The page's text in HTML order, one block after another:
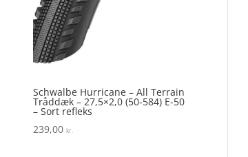
Schwalbe Hurricane – All Terrain
Tråddæk – 27,5×2,0 (50-584) E-50
– Sort refleks
239,00 kr.